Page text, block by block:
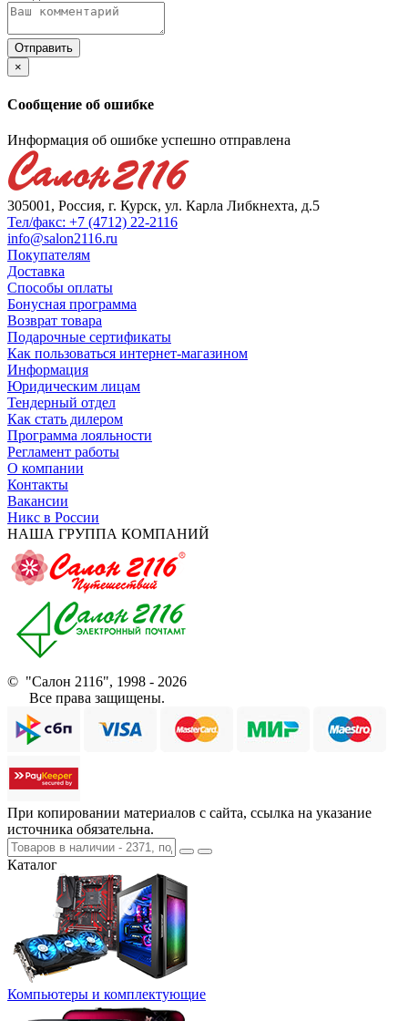
×
Сообщение об ошибке
Информация об ошибке успешно отправлена
305001, Россия, г. Курск, ул. Карла Либкнехта, д.5
Тел/факс: +7 (4712) 22-2116
info@salon2116.ru
Покупателям
Доставка
Способы оплаты
Бонусная программа
Возврат товара
Подарочные сертификаты
Как пользоваться интернет-магазином
Информация
Юридическим лицам
Тендерный отдел
Как стать дилером
Программа лояльности
Регламент работы
О компании
Контакты
Вакансии
Никс в России
НАША ГРУППА КОМПАНИЙ
© "Салон 2116", 1998 - 2026
Все права защищены.
При копировании материалов с сайта, ссылка на указание
источника обязательна.
Каталог
Компьютеры и комплектующие